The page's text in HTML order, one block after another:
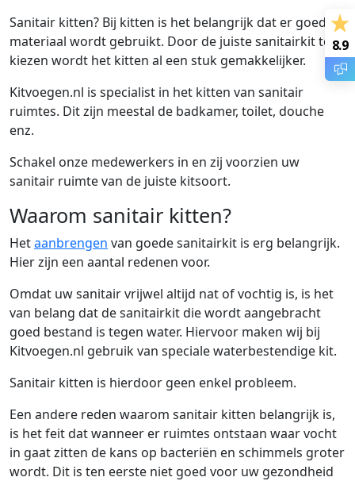
Sanitair kitten? Bij kitten is het belangrijk dat er goed
materiaal wordt gebruikt. Door de juiste sanitairkit te
kiezen wordt het kitten al een stuk gemakkelijker.
Kitvoegen.nl is specialist in het kitten van sanitair
ruimtes. Dit zijn meestal de badkamer, toilet, douche
enz.
Schakel onze medewerkers in en zij voorzien uw
sanitair ruimte van de juiste kitsoort.
Waarom sanitair kitten?
Hetaanbrengen van goede sanitairkit is erg belangrijk.
Hier zijn een aantal redenen voor.
Omdat uw sanitair vrijwel altijd nat of vochtig is, is het
van belang dat de sanitairkit die wordt aangebracht
goed bestand is tegen water. Hiervoor maken wij bij
Kitvoegen.nl gebruik van speciale waterbestendige kit.
Sanitair kitten is hierdoor geen enkel probleem.
Een andere reden waarom sanitair kitten belangrijk is,
is het feit dat wanneer er ruimtes ontstaan waar vocht
in gaat zitten de kans op bacteriën en schimmels groter
wordt. Dit is ten eerste niet goed voor uw gezondheid
8.9